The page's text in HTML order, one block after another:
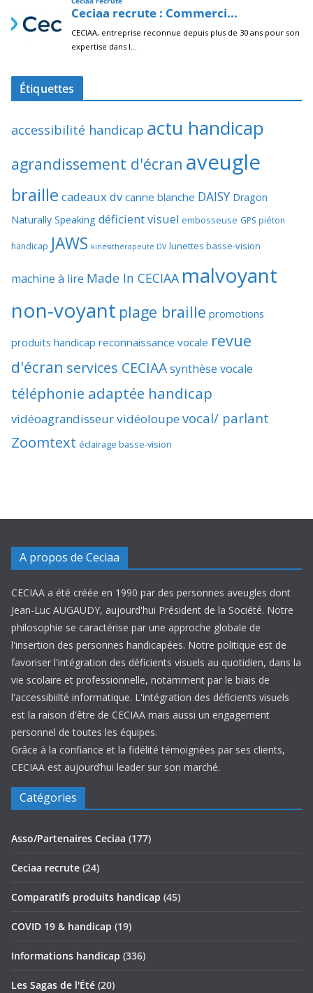
Étiquettes
accessibilité handicap actu handicap
agrandissement d'écran aveugle
braille cadeaux dv canne blanche DAISY Dragon
Naturally Speaking déficient visuel embosseuse GPS piéton
handicap JAWS kinésithérapeute DV lunettes basse-vision
machine à lire Made In CECIAA malvoyant
non-voyant plage braille promotions
produits handicap reconnaissance vocale revue
d'écran services CECIAAsynthèse vocale
téléphonie adaptée handicap
vidéoagrandisseurvidéoloupevocal/ parlant
Zoomtext éclairage basse-vision
A propos de Ceciaa
CECIAA a été créée en 1990 par des personnes aveugles dont
Jean-Luc AUGAUDY, aujourd'hui Président de la Société. Notre
philosophie se caractérise par une approche globale de
l'insertion des personnes handicapées. Notre politique est de
favoriser l'intégration des déficients visuels au quotidien, dans la
vie scolaire et professionnelle, notamment par le biais de
l'accessibiilté informatique. L'intégration des déficients visuels
est la raison d'être de CECIAA mais aussi un engagement
personnel de toutes les équipes.
Grâce à la confiance et la fidélité témoignées par ses clients,
CECIAA est aujourd’hui leader sur son marché.
Catégories
Asso/Partenaires Ceciaa (177)
Ceciaa recrute (24)
Comparatifs produits handicap (45)
COVID 19 & handicap (19)
Informations handicap (336)
Les Sagas de l'Été (20)